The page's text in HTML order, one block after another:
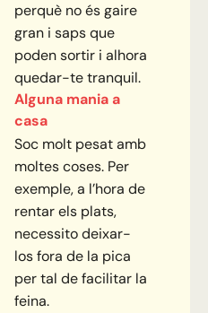
perquè no és gaire
gran i saps que
poden sortir i alhora
quedar-te tranquil.
Alguna mania a
casa
Soc molt pesat amb
moltes coses. Per
exemple, a l’hora de
rentar els plats,
necessito deixar-
los fora de la pica
per tal de facilitar la
feina.